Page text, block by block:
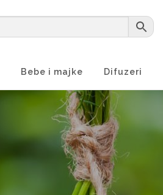
Bebe i majke Difuzeri